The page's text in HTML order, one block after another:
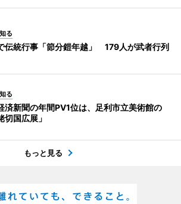
る
伝統行事「節分鎧年越」 179人が武者行列
る
済新聞の年間PV1位は、足利市立美術館の
切国広展」
もっと見る